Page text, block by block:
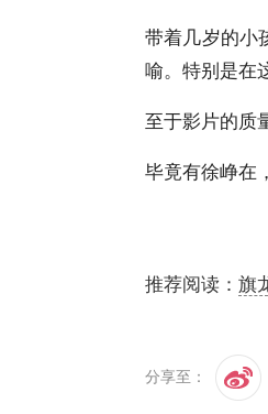
带着几岁的小
喻。特别是在
至于影片的质
毕竟有徐峥在
推荐阅读： 旗
分享至：